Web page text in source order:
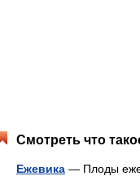
Смотреть что
Ежевика — Плоды